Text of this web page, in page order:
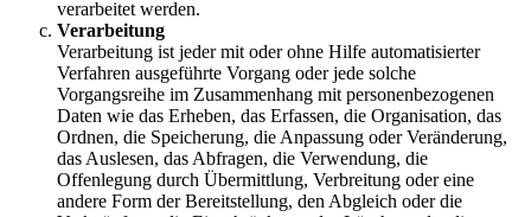
verarbeitet werden.
Verarbeitung
Verarbeitung ist jeder mit oder ohne Hilfe automatisierter
Verfahren ausgeführte Vorgang oder jede solche
Vorgangsreihe im Zusammenhang mit personenbezogenen
Daten wie das Erheben, das Erfassen, die Organisation, das
Ordnen, die Speicherung, die Anpassung oder Veränderung,
das Auslesen, das Abfragen, die Verwendung, die
Offenlegung durch Übermittlung, Verbreitung oder eine
andere Form der Bereitstellung, den Abgleich oder die